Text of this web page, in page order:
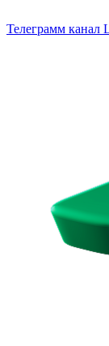
Телеграмм канал